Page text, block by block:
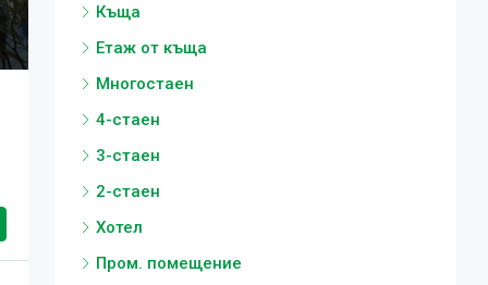
Къща
Етаж от къща
Многостаен
4-стаен
3-стаен
2-стаен
Хотел
Пром. помещение